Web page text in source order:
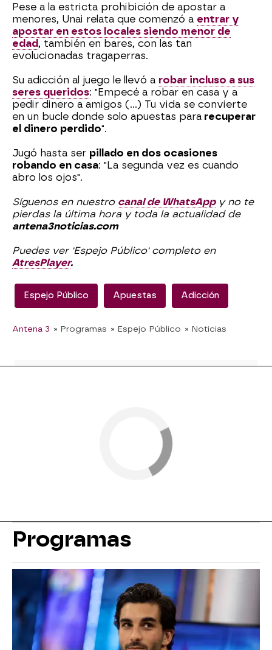
Pese a la estricta prohibición de apostar a
menores, Unai relata que comenzó a entrar y
apostar en estos locales siendo menor de
edad, también en bares, con las tan
evolucionadas tragaperras.
Su adicción al juego le llevó a robar incluso a sus
seres queridos: "Empecé a robar en casa y a
pedir dinero a amigos (...) Tu vida se convierte
en un bucle donde solo apuestas para recuperar
el dinero perdido".
Jugó hasta ser pillado en dos ocasiones
robando en casa: "La segunda vez es cuando
abro los ojos".
Síguenos en nuestro canal de WhatsAppy no te
pierdas la última hora y toda la actualidad de
antena3noticias.com
Puedes ver 'Espejo Público' completo en
AtresPlayer.
Espejo Público Apuestas Adicción
Antena 3 » Programas » Espejo Público » Noticias
Programas